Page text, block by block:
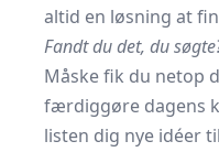
altid en løsning at
Fandt du det, du
Måske fik du netop
færdiggøre dagens
listen dig nye idéer